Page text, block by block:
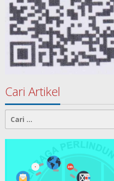
Cari Artikel
Cari
untuk: